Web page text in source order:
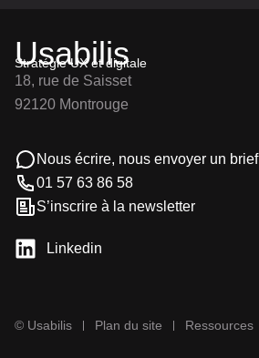
Usabilis
Stratégie UX et digitale
18, rue de Saisset
92120 Montrouge
Nous écrire, nous envoyer un brief
01 57 63 86 58
S’inscrire à la newsletter
Linkedin
© Usabilis Plan du site Ressources